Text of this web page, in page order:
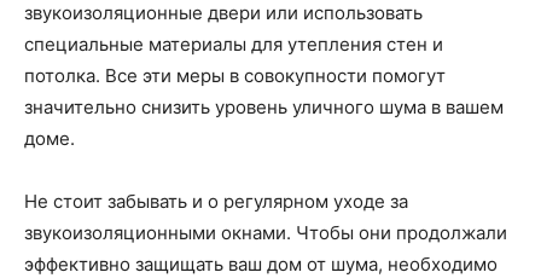
звукоизоляционные двери или использовать
специальные материалы для утепления стен и
потолка. Все эти меры в совокупности помогут
значительно снизить уровень уличного шума в вашем
доме.
Не стоит забывать и о регулярном уходе за
звукоизоляционными окнами. Чтобы они продолжали
эффективно защищать ваш дом от шума, необходимо